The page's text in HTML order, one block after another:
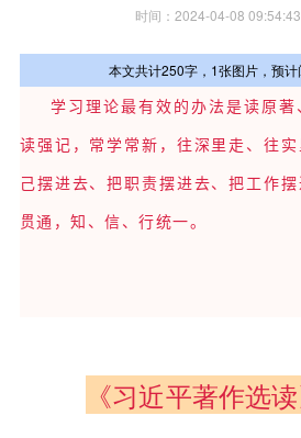
时间：2024-04-08 09:54:43
本文共计250字，1张图片，预
学习理论最有效的办法是读原
读强记，常学常新，往深里走、往
己摆进去、把职责摆进去、把工作
贯通，知、信、行统一。
《习近平著作选读